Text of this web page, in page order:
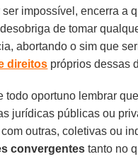
ser impossível, encerra a
de tomar
abortando o sim que
direitos próprios dessas
todo oportuno lembrar
jurídicas públicas ou
outras, coletivas ou
convergentes tanto no